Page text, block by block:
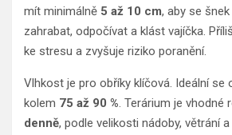
mít minimálně 5 až 10 cm, aby se
zahrabat, odpočívat a klást vajíčka.
ke stresu a zvyšuje riziko poranění.
Vlhkost je pro obříky klíčová. Ideální se
kolem 75 až 90 %. Terárium je vhodné
denně, podle velikosti nádoby, větrání